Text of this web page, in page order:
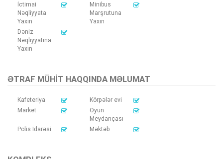
İctimai
Nəqliyyata
Yaxın
Minibus
Marşrutuna
Yaxın
Dəniz
Nəqliyyatına
Yaxın
ƏTRAF MÜHIT HAQQINDA MƏLUMAT
Kafeteriya
Körpələr evi
Market
Oyun
Meydançası
Polis İdarəsi
Məktəb